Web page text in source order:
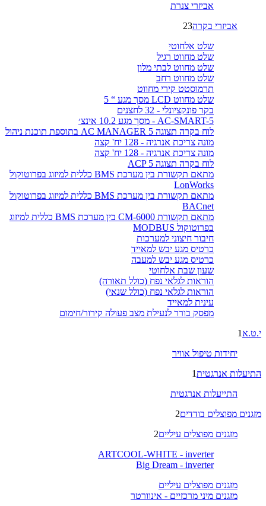
אביזרי צנרת
אביזרי בקרה23
שלט אלחוטי
שלט מחווט רגיל
שלט מחווט לבתי מלון
שלט מחווט רחב
תרמוסטט קירי מחווט
שלט מחווט LCD מסך מגע “ 5
בקר פונקציונלי - 32 לחצנים
AC-SMART-5 - מסך מגע 10.2 אינצ׳
לוח בקרה תצוגה AC MANAGER 5 בתוספת תוכנת ניהול
מונה צריכת אנרגיה - 128 יח' קצה
מונה צריכת אנרגיה - 128 יח' קצה
לוח בקרה תצוגה ACP 5
מתאם תקשורת בין מערכת BMS כללית למיזוג בפרוטוקול
LonWorks
מתאם תקשורת בין מערכת BMS כללית למיזוג בפרוטוקול
BACnet
מתאם תקשורת CM-6000 בין מערכת BMS כללית למיזוג
בפרוטוקול MODBUS
חיבור חיצוני למערכות
כרטיס מגע יבש למאייד
כרטיס מגע יבש למעבה
שעון שבת אלחוטי
הוראות לגלאי נפח (כולל תאורה)
הוראות לגלאי נפח (כולל שנאי)
עינית למאייד
מפסק בורר לנעילת מצב פעולה קירור/חימום
י.ט.א 1
יחידות טיפול אוויר
התיעלות אנרגטית1
התייעלות אנרגטית
מזגנים מפוצלים בודדים2
מזגנים מפוצלים עיליים2
ARTCOOL-WHITE - inverter
Big Dream - inverter
מזגנים מפוצלים עיליים
מזגנים מיני מרכזיים - אינוורטר